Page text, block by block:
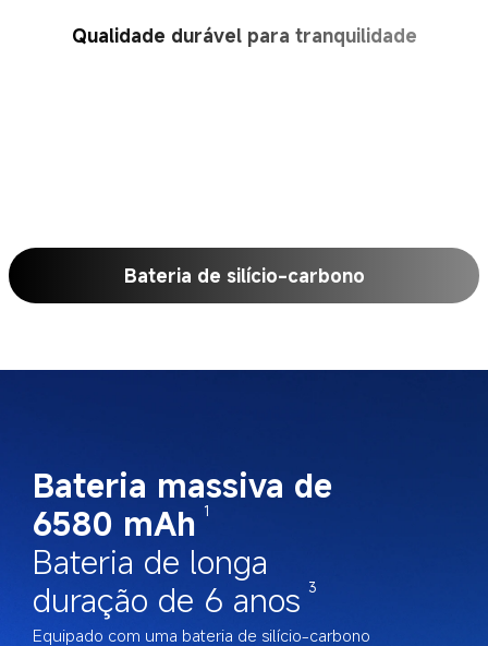
Qualidade durável para tranquilidade
Bateria de silício-carbono
Bateria massiva de
6580 mAh
1
Bateria de longa
duração de 6 anos 3
Equipado com uma bateria de silício-carbono